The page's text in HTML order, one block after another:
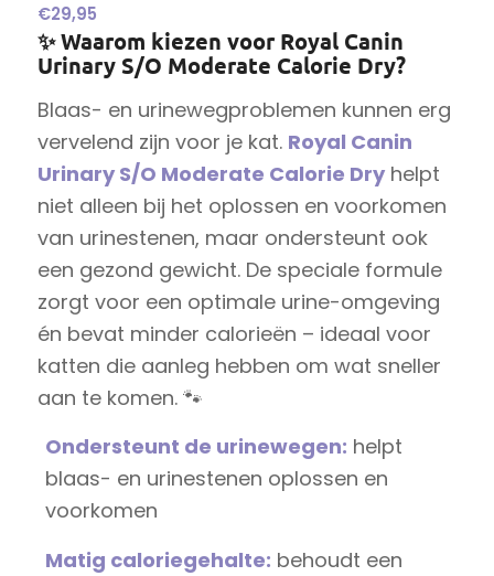
€29,95
✨ Waarom kiezen voor Royal Canin
Urinary S/O Moderate Calorie Dry?
Blaas- en urinewegproblemen kunnen erg
vervelend zijn voor je kat. Royal Canin
Urinary S/O Moderate Calorie Dryhelpt
niet alleen bij het oplossen en voorkomen
van urinestenen, maar ondersteunt ook
een gezond gewicht. De speciale formule
zorgt voor een optimale urine-omgeving
én bevat minder calorieën – ideaal voor
katten die aanleg hebben om wat sneller
aan te komen. 🐾
Ondersteunt de urinewegen: helpt
blaas- en urinestenen oplossen en
voorkomen
Matig caloriegehalte: behoudt een